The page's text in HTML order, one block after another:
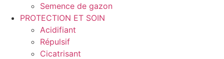
Semence de gazon
PROTECTION ET SOIN
Acidifiant
Répulsif
Cicatrisant